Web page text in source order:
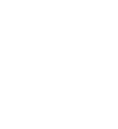
MustH. Hodí se